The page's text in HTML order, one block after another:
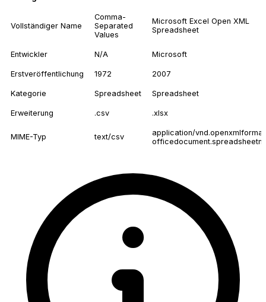
Vollständiger Name
Comma-
Separated
Values
Microsoft Excel Open XML
Spreadsheet
Entwickler N/A Microsoft
Erstveröffentlichung 1972 2007
Kategorie Spreadsheet Spreadsheet
Erweiterung .csv .xlsx
MIME-Typ text/csv
application/